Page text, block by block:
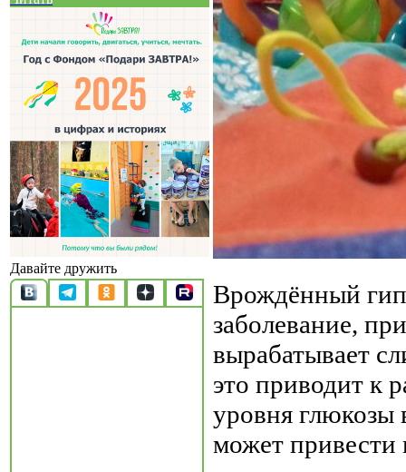
Давайте дружить
Врождённый
заболевание,
вырабатывает
это приводит к
уровня глюкозы
может привести